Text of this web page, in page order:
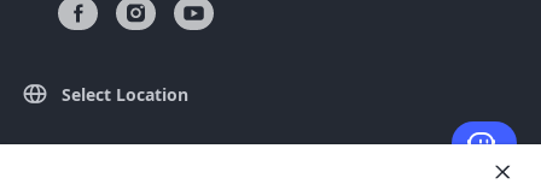
下載還原 Log 的 LUT
Select Location